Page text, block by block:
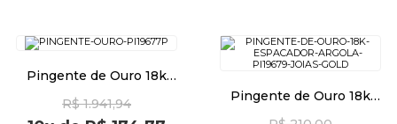
Pingente de Ouro 18k
Ródio negro pi19677
R$ 1.941,94
Pingente de Ouro 18k
OFERTAS